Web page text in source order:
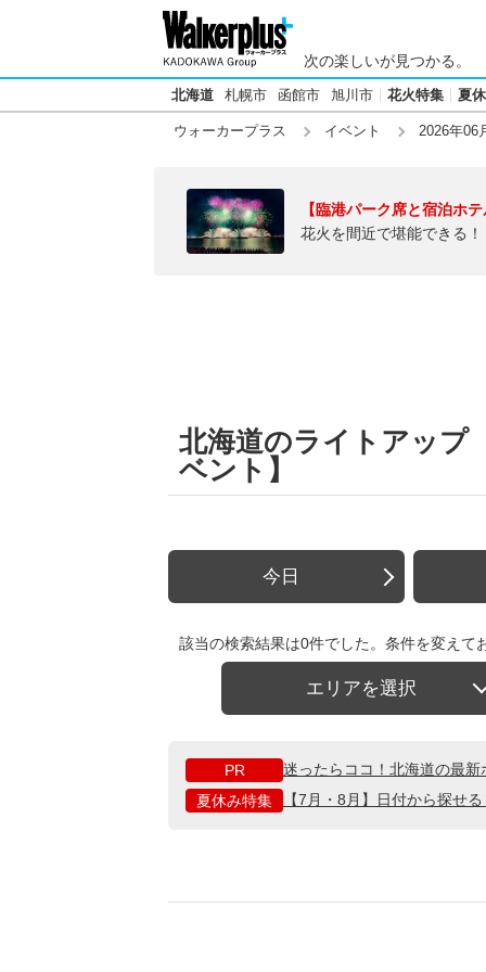
次の楽しいが見つかる。
北海道 札幌市 函館市 旭川市 花火特集 夏
ウォーカープラス イベント 2026年06
【臨港パーク席と宿泊ホ
花火を間近で堪能できる
北海道のライトアップ
ベント】
今日
該当の検索結果は0件でした。条件を変えて
エリアを選択
PR
迷ったらココ！北海道の最
夏休み特集
【7月・8月】日付から探せ